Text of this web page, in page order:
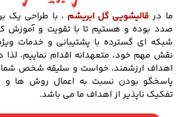
ما در قالیشویی گل ابریشم ، با طراحی یک
صدد بوده و هستیم تا با تقویت و آموزش
شبکه ای گسترده با پشتیبانی و خدمات
نقش مهم خود، متعهدانه اقدام نماییم،
اهداف ارزشمند، خواست و سلیقه شخص شما
پاسخگو بودن نسبت به اعمال روش ها و
تفکیک ناپذیر از اهداف ما می باشد.